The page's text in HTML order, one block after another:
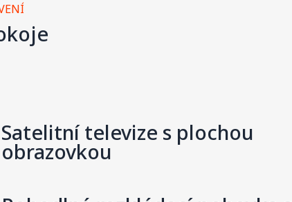
Satelitní televize s plochou
obrazovkou